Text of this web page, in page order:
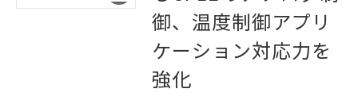
御、温度制御アプリ
ケーション対応力を
強化